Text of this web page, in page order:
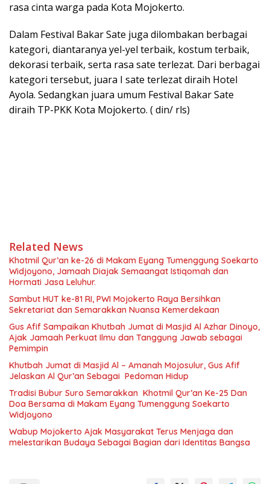
rasa cinta warga pada Kota Mojokerto.
Dalam Festival Bakar Sate juga dilombakan berbagai
kategori, diantaranya yel-yel terbaik, kostum terbaik,
dekorasi terbaik, serta rasa sate terlezat. Dari berbagai
kategori tersebut, juara I sate terlezat diraih Hotel
Ayola. Sedangkan juara umum Festival Bakar Sate
diraih TP-PKK Kota Mojokerto. ( din/ rls)
Related News
Khotmil Qur’an ke-26 di Makam Eyang Tumenggung Soekarto
Widjoyono, Jamaah Diajak Semaangat Istiqomah dan
Hormati Jasa Leluhur.
Sambut HUT ke-81 RI, PWI Mojokerto Raya Bersihkan
Sekretariat dan Semarakkan Nuansa Kemerdekaan
Gus Afif Sampaikan Khutbah Jumat di Masjid Al Azhar Dinoyo,
Ajak Jamaah Perkuat Ilmu dan Tanggung Jawab sebagai
Pemimpin
Khutbah Jumat di Masjid Al – Amanah Mojosulur, Gus Afif
Jelaskan Al Qur’an Sebagai Pedoman Hidup
Tradisi Bubur Suro Semarakkan Khotmil Qur’an Ke-25 Dan
Doa Bersama di Makam Eyang Tumenggung Soekarto
Widjoyono
Wabup Mojokerto Ajak Masyarakat Terus Menjaga dan
melestarikan Budaya Sebagai Bagian dari Identitas Bangsa